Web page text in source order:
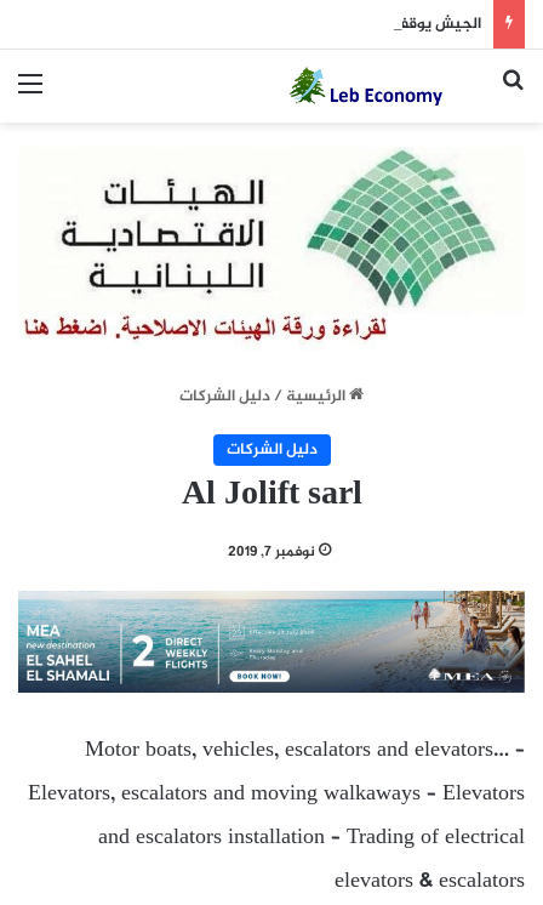
الجيش يوقف مطلوبين في إطار ملاحقة المخلين بالأمن
بحث عن
الرئيسية/دليل الشركات
دليل الشركات
Al Jolift sarl
نوفمبر 7, 2019
Motor boats, vehicles, escalators and elevators… –
Elevators, escalators and moving walkaways – Elevators
and escalators installation – Trading of electrical
elevators & escalators